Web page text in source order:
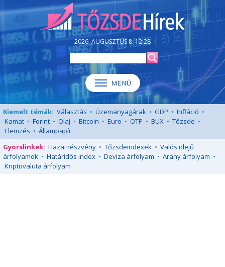
2026. AUGUSZTUS 8. 12:28
Kiemelt témák: Választás • Üzemanyagárak • GDP • Infláció •
Kamat • Forint • Olaj • Bitcoin • Euro • OTP • BUX • Tőzsde •
Elemzés • Állampapír
Gyorslinkek: Hazai részvény • Tőzsdeindexek • Valós idejű
árfolyamok • Határidős index • Deviza árfolyam • Arany árfolyam •
Kriptovaluta árfolyam